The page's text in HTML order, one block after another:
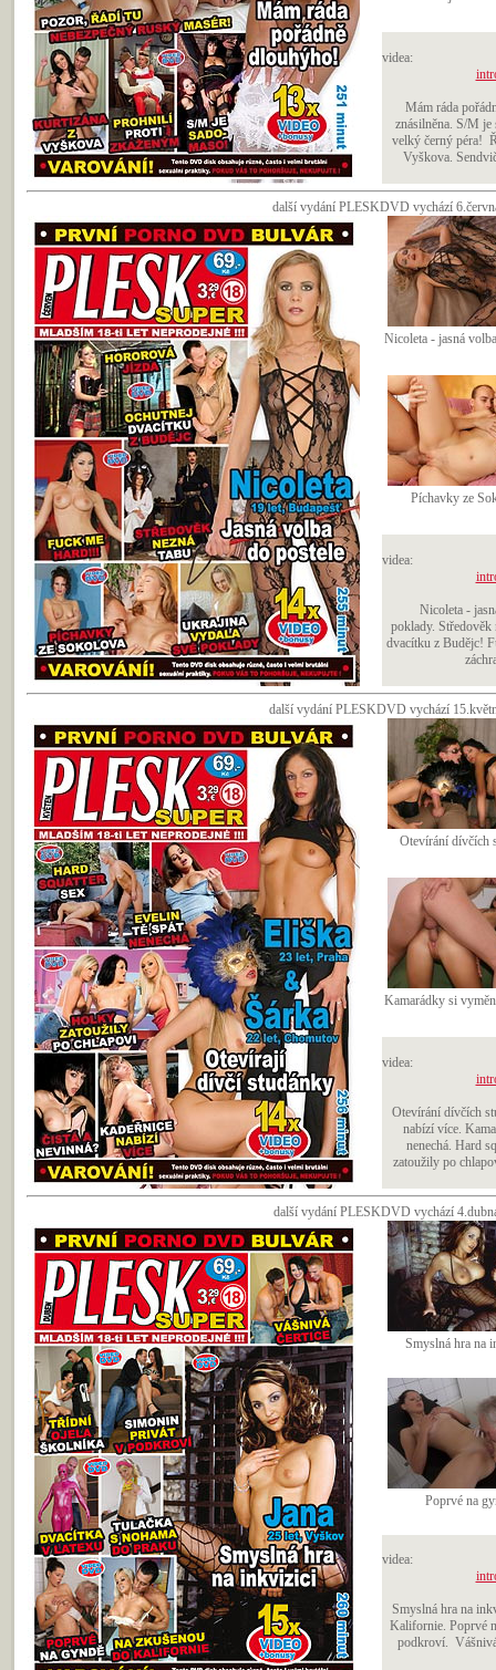
videa:
Mám ráda
znásilněna. S/M
velký černý péra!
Vyškova.
další vydání PLESKDVD vychází
Nicoleta - jasná
Píchavky ze
videa:
Nicoleta -
poklady. Středověk
dvacítku z Budějc!
další vydání PLESKDVD vychází
Otevírání dívčích
Kamarádky si
videa:
Otevírání dívčích
nabízí více.
nenechá. Hard
zatoužily po
další vydání PLESKDVD vychází
Smyslná hra na
Poprvé na
videa:
Smyslná hra na
Kalifornie. Poprvé
podkroví. Vášnivá